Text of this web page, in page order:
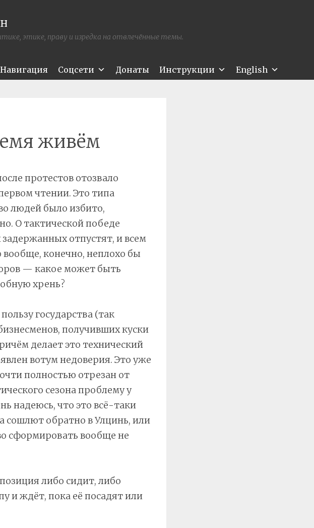
этике, праву и изредка на отвлечённые темы.
Навигация Соцсети Донаты Инструкции English
живём
протестов отозвало
чтении. Это типа
людей было избито,
О тактической победе
задержанных отпустят, и всем
конечно, неплохо бы
— какое может быть
хрень?
государства (так
получивших куски
делает это технический
вотум недоверия. Это уже
полностью отрезан от
сезона проблему у
надеюсь, что это всё-таки
сошлют обратно в Улцинь, или
сформировать вообще не
либо сидит, либо
и ждёт, пока её посадят или